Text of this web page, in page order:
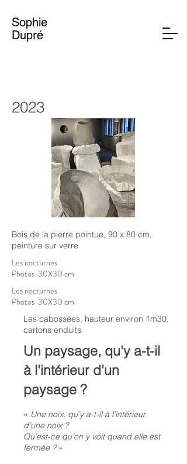
Sophie
Dupré
2023
Bois de la pierre pointue, 90 x 80 cm,
peinture sur verre
Les nocturnes
Photos 30X30 cm
Les nocturnes
Photos 30X30 cm
Les cabossées, hauteur environ 1m30,
cartons enduits
Un paysage, qu'y a-t-il
à l'intérieur d'un
paysage ?
« Une noix, qu’y a-t-il à l’intérieur
d’une noix ?
Qu’est-ce qu’on y voit quand elle est
fermée ?»